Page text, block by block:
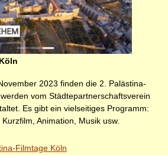
2023 finden die 2. Palästina-
vom Städtepartnerschaftsverein
Es gibt ein vielseitiges Programm:
Animation, Musik usw.
Filmtage Köln